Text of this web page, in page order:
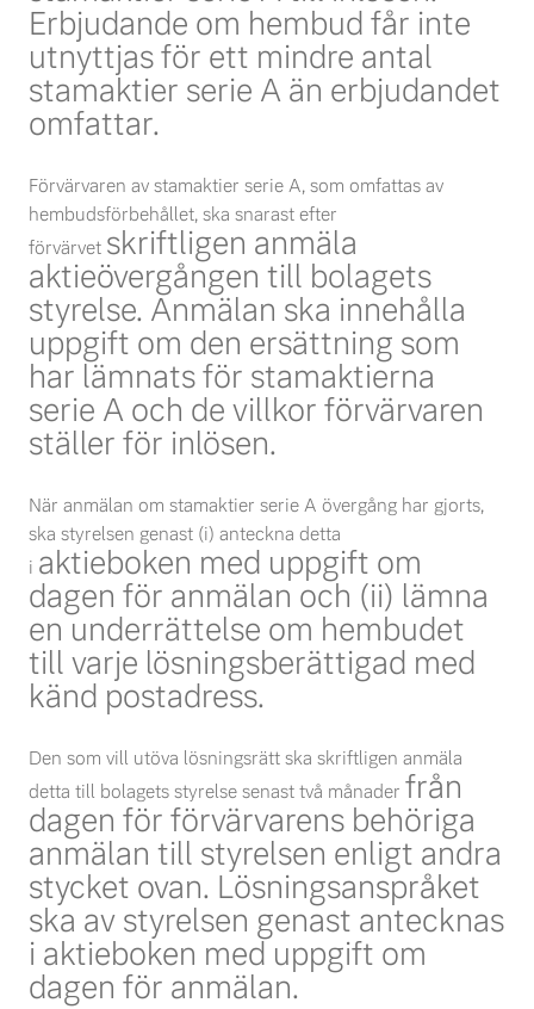
Erbjudande om hembud får inte
utnyttjas för ett mindre antal
stamaktier serie A än erbjudandet
omfattar.
Förvärvaren av stamaktier serie A, som omfattas av
hembudsförbehållet, ska snarast efter
förvärvet skriftligen anmäla
aktieövergången till bolagets
styrelse. Anmälan ska innehålla
uppgift om den ersättning som
har lämnats för stamaktierna
serie A och de villkor förvärvaren
ställer för inlösen.
När anmälan om stamaktier serie A övergång har gjorts,
ska styrelsen genast (i) anteckna detta
i aktieboken med uppgift om
dagen för anmälan och (ii) lämna
en underrättelse om hembudet
till varje lösningsberättigad med
känd postadress.
Den som vill utöva lösningsrätt ska skriftligen anmäla
detta till bolagets styrelse senast två månader från
dagen för förvärvarens behöriga
anmälan till styrelsen enligt andra
stycket ovan. Lösningsanspråket
ska av styrelsen genast antecknas
i aktieboken med uppgift om
dagen för anmälan.